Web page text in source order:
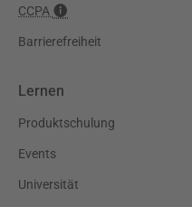
CCPA
Barrierefreiheit
Lernen
Produktschulung
Events
Universität